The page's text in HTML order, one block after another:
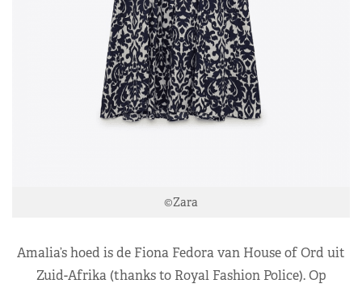
©Zara
Amalia’s hoed is de Fiona Fedora van House of Ord uit
Zuid-Afrika (thanks to Royal Fashion Police). Op